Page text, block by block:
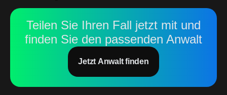
Teilen Sie Ihren Fall jetzt mit und
finden Sie den passenden Anwalt
Jetzt Anwalt finden